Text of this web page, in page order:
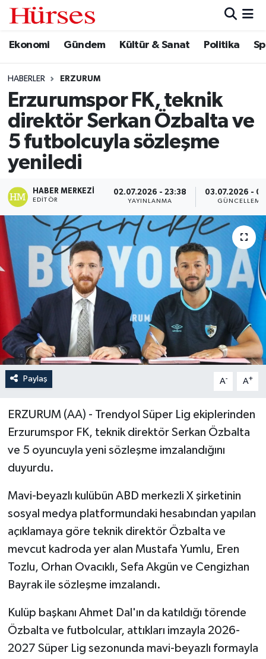
Ekonomi Gündem Kültür & Sanat Politika
HABERLER ERZURUM
Erzurumspor FK, teknik
direktör Serkan Özbalta ve
5 futbolcuyla sözleşme
yeniledi
HABER MERKEZI
EDITÖR
02.07.2026 - 23:38
YAYINLANMA
03.07.2026 -
GÜNCELLEME
Paylaş A- A+
ERZURUM (AA) - Trendyol Süper Lig ekiplerinden
Erzurumspor FK, teknik direktör Serkan Özbalta
ve 5 oyuncuyla yeni sözleşme imzalandığını
duyurdu.
Mavi-beyazlı kulübün ABD merkezli X şirketinin
sosyal medya platformundaki hesabından yapılan
açıklamaya göre teknik direktör Özbalta ve
mevcut kadroda yer alan Mustafa Yumlu, Eren
Tozlu, Orhan Ovacıklı, Sefa Akgün ve Cengizhan
Bayrak ile sözleşme imzalandı.
Kulüp başkanı Ahmet Dal'ın da katıldığı törende
Özbalta ve futbolcular, attıkları imzayla 2026-
2027 Süper Lig sezonunda mavi-beyazlı formayla
Ekonomi
Gündem
Kültür & Sanat
Politika
Spor
Turizm
Hava Durumu
Trafik Durumu
Süper Lig Puan Durumu ve Fikstür
Tüm Manşetler
Son Dakika Haberleri
Haber Arşivi